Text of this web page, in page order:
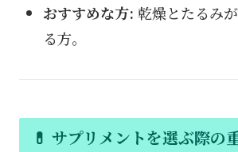
おすすめな方: 乾燥とたるみ
る方。
💊 サプリメントを選ぶ際の